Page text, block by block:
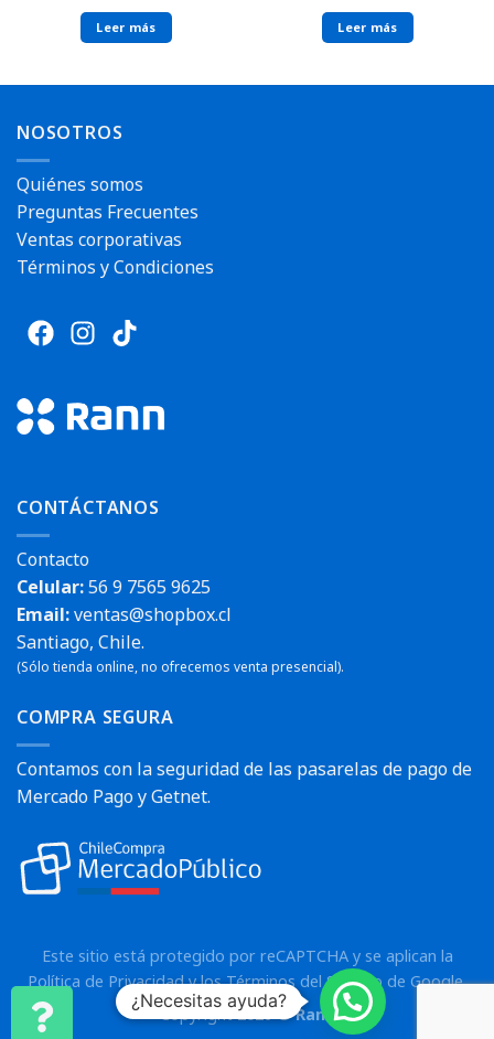
Envío rápido
Leer más
Envío rápido
Leer más
NOSOTROS
Quiénes somos
Preguntas Frecuentes
Ventas corporativas
Términos y Condiciones
CONTÁCTANOS
Contacto
Celular:56 9 7565 9625
Email:ventas@shopbox.cl
Santiago, Chile.
(Sólo tienda online, no ofrecemos venta presencial).
COMPRA SEGURA
Contamos con la seguridad de las pasarelas de pago de
Mercado Pago y Getnet.
Este sitio está protegido por reCAPTCHA y se aplican la
Política de Privacidady losTérminos del Servicio de Google.
Copyright 2026 ©Rann
¿Necesitas ayuda?